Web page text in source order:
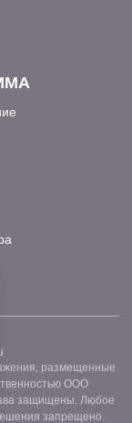
размещенные
ООО
защищены. Любое
запрещено.